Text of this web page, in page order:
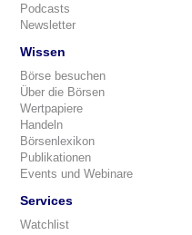
Podcasts
Newsletter
Wissen
Börse besuchen
Über die Börsen
Wertpapiere
Handeln
Börsenlexikon
Publikationen
Events und Webinare
Services
Watchlist